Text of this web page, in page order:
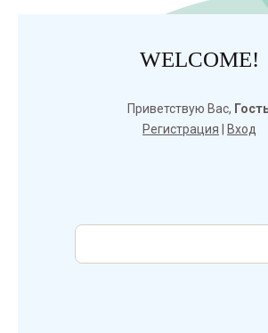
WELCOME!
Приветствую Вас,
Регистрация
Вход